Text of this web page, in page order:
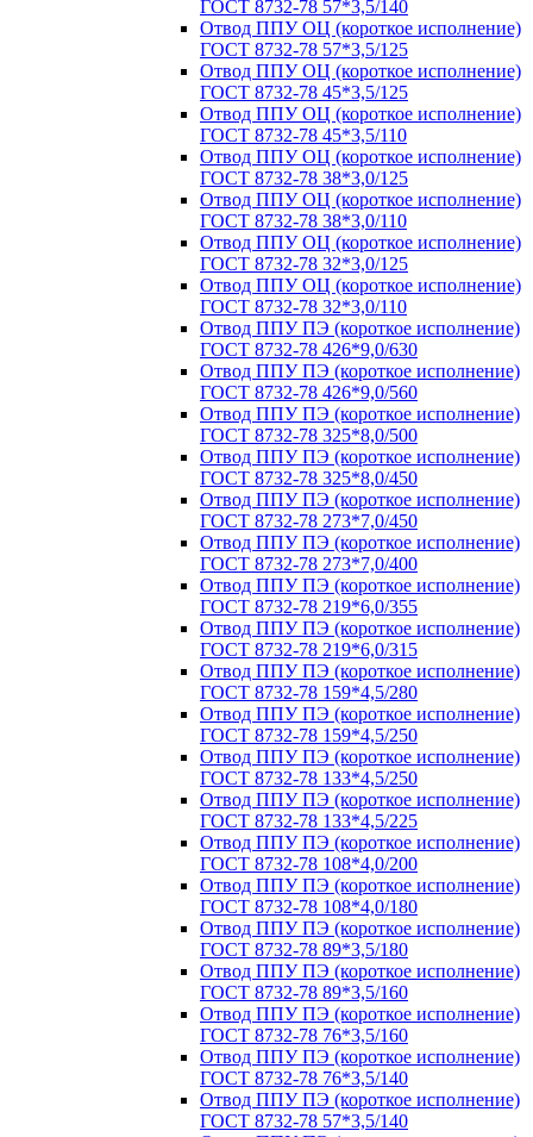
ГОСТ 8732-78 57*3,5/140
Отвод ППУ ОЦ (короткое исполнение)
ГОСТ 8732-78 57*3,5/125
Отвод ППУ ОЦ (короткое исполнение)
ГОСТ 8732-78 45*3,5/125
Отвод ППУ ОЦ (короткое исполнение)
ГОСТ 8732-78 45*3,5/110
Отвод ППУ ОЦ (короткое исполнение)
ГОСТ 8732-78 38*3,0/125
Отвод ППУ ОЦ (короткое исполнение)
ГОСТ 8732-78 38*3,0/110
Отвод ППУ ОЦ (короткое исполнение)
ГОСТ 8732-78 32*3,0/125
Отвод ППУ ОЦ (короткое исполнение)
ГОСТ 8732-78 32*3,0/110
Отвод ППУ ПЭ (короткое исполнение)
ГОСТ 8732-78 426*9,0/630
Отвод ППУ ПЭ (короткое исполнение)
ГОСТ 8732-78 426*9,0/560
Отвод ППУ ПЭ (короткое исполнение)
ГОСТ 8732-78 325*8,0/500
Отвод ППУ ПЭ (короткое исполнение)
ГОСТ 8732-78 325*8,0/450
Отвод ППУ ПЭ (короткое исполнение)
ГОСТ 8732-78 273*7,0/450
Отвод ППУ ПЭ (короткое исполнение)
ГОСТ 8732-78 273*7,0/400
Отвод ППУ ПЭ (короткое исполнение)
ГОСТ 8732-78 219*6,0/355
Отвод ППУ ПЭ (короткое исполнение)
ГОСТ 8732-78 219*6,0/315
Отвод ППУ ПЭ (короткое исполнение)
ГОСТ 8732-78 159*4,5/280
Отвод ППУ ПЭ (короткое исполнение)
ГОСТ 8732-78 159*4,5/250
Отвод ППУ ПЭ (короткое исполнение)
ГОСТ 8732-78 133*4,5/250
Отвод ППУ ПЭ (короткое исполнение)
ГОСТ 8732-78 133*4,5/225
Отвод ППУ ПЭ (короткое исполнение)
ГОСТ 8732-78 108*4,0/200
Отвод ППУ ПЭ (короткое исполнение)
ГОСТ 8732-78 108*4,0/180
Отвод ППУ ПЭ (короткое исполнение)
ГОСТ 8732-78 89*3,5/180
Отвод ППУ ПЭ (короткое исполнение)
ГОСТ 8732-78 89*3,5/160
Отвод ППУ ПЭ (короткое исполнение)
ГОСТ 8732-78 76*3,5/160
Отвод ППУ ПЭ (короткое исполнение)
ГОСТ 8732-78 76*3,5/140
Отвод ППУ ПЭ (короткое исполнение)
ГОСТ 8732-78 57*3,5/140